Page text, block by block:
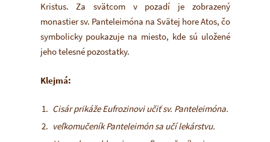
Kristus. Za svätcom v pozadí je zobrazený
monastier sv. Panteleimóna na Svätej hore Atos, čo
symbolicky poukazuje na miesto, kde sú uložené
jeho telesné pozostatky.
Klejmá:
Cisár prikáže Eufrozinovi učiť sv. Panteleimóna.
veľkomučeník Panteleimón sa učí lekárstvu.